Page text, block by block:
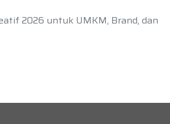
2026 untuk UMKM, Brand, dan